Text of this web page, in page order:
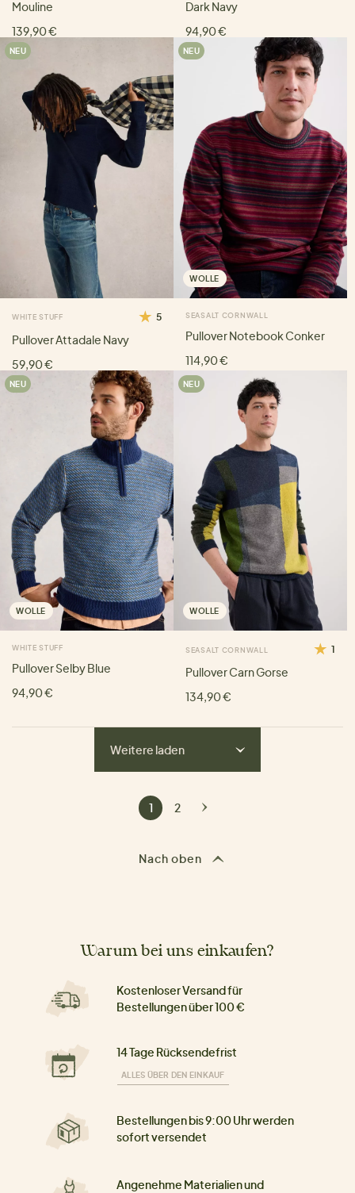
Mouline
139,90 €
Dark Navy
94,90 €
NEU
WHITE STUFF 5
Pullover Attadale Navy
59,90 €
NEU
WOLLE
SEASALT CORNWALL
Pullover Notebook Conker
114,90 €
NEU
WOLLE
WHITE STUFF
Pullover Selby Blue
94,90 €
NEU
WOLLE
SEASALT CORNWALL 1
Pullover Carn Gorse
134,90 €
Nach oben
Weitere laden
1 2
Warum bei uns einkaufen?
Kostenloser Versand für
Bestellungen über 100 €
14 Tage Rücksendefrist
ALLES ÜBER DEN EINKAUF
Bestellungen bis 9:00 Uhr werden
sofort versendet
Angenehme Materialien und